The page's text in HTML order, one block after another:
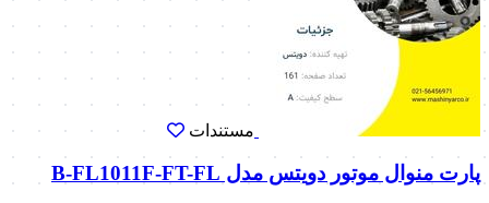
مستندات
پارت منوال موتور دویتس مدل B-FL1011F-FT-FL